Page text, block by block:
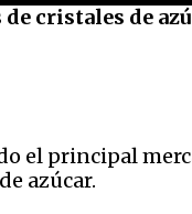
cristales de
el principal
azúcar.